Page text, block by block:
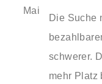
Objektes.
der
ab, welche
Mai
Die Suche
schwerer.
mehr Platz